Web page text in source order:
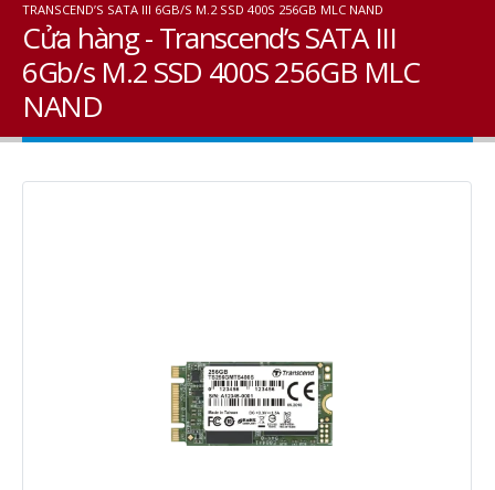
TRANSCEND’S SATA III 6GB/S M.2 SSD 400S 256GB MLC NAND
Cửa hàng - Transcend’s SATA III
6Gb/s M.2 SSD 400S 256GB MLC
NAND